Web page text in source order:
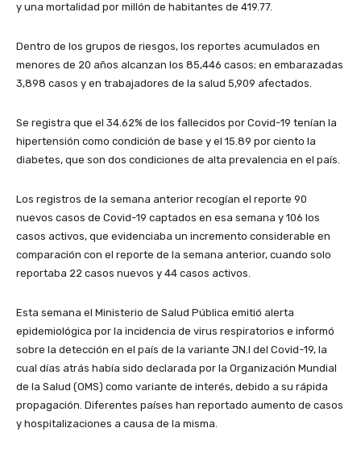
y una mortalidad por millón de habitantes de 419.77.
Dentro de los grupos de riesgos, los reportes acumulados en
menores de 20 años alcanzan los 85,446 casos; en embarazadas
3,898 casos y en trabajadores de la salud 5,909 afectados.
Se registra que el 34.62% de los fallecidos por Covid-19 tenían la
hipertensión como condición de base y el 15.89 por ciento la
diabetes, que son dos condiciones de alta prevalencia en el país.
Los registros de la semana anterior recogían el reporte 90
nuevos casos de Covid-19 captados en esa semana y 106 los
casos activos, que evidenciaba un incremento considerable en
comparación con el reporte de la semana anterior, cuando solo
reportaba 22 casos nuevos y 44 casos activos.
Esta semana el Ministerio de Salud Pública emitió alerta
epidemiológica por la incidencia de virus respiratorios e informó
sobre la detección en el país de la variante JN.I del Covid-19, la
cual días atrás había sido declarada por la Organización Mundial
de la Salud (OMS) como variante de interés, debido a su rápida
propagación. Diferentes países han reportado aumento de casos
y hospitalizaciones a causa de la misma.